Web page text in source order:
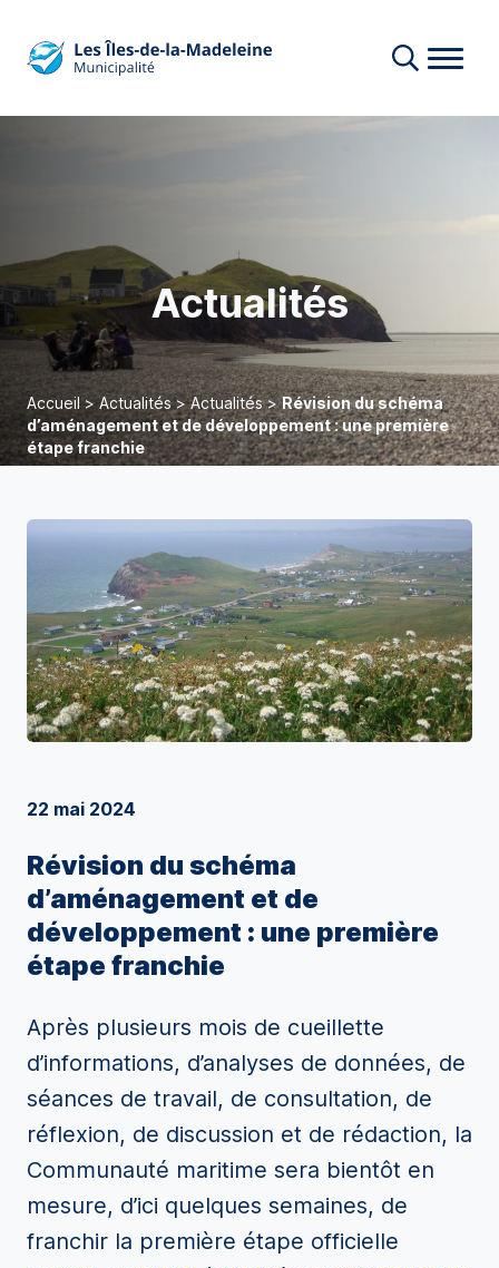
Actualités
Accueil>Actualités>Actualités>Révision du schéma
d’aménagement et de développement : une première
étape franchie
22 mai 2024
Révision du schéma
d’aménagement et de
développement : une première
étape franchie
Après plusieurs mois de cueillette
d’informations, d’analyses de données, de
séances de travail, de consultation, de
réflexion, de discussion et de rédaction, la
Communauté maritime sera bientôt en
mesure, d’ici quelques semaines, de
franchir la première étape officielle